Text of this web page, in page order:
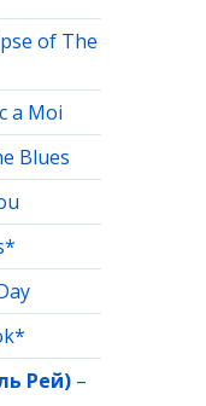
of The
a Moi
Blues
Рей) –